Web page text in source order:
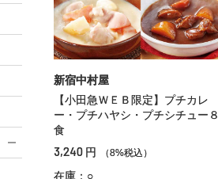
新宿中村屋
【小田急ＷＥＢ限定】プチカレ
ー・プチハヤシ・プチシチュー８
食
3,240 円 （8%税込）
在庫：○